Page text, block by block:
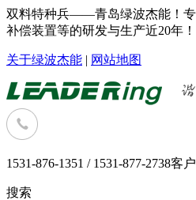
双料特种兵——青岛绿波杰能！
补偿装置等的研发与生产近20年！
关于绿波杰能 | 网站地图
1531-876-1351 / 1531-877-2738客
搜索